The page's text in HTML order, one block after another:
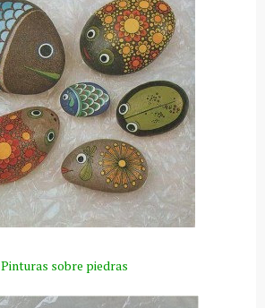
Pinturas sobre piedras